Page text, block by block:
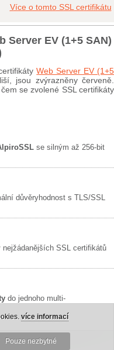
Více o tomto SSL certifikátu
Server EV (1+5 SAN)
Web Server EV (1+5
liší, jsou zvýrazněny červeně.
se zvolené SSL certifikáty
se silným až 256-bit
důvěryhodnost s TLS/SSL
SSL certifikátů
do jednoho multi-
více informací
Pouze nezbytné